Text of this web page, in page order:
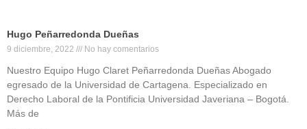
Hugo Peñarredonda Dueñas
9 diciembre, 2022 No hay comentarios
Nuestro Equipo Hugo Claret Peñarredonda Dueñas Abogado
egresado de la Universidad de Cartagena. Especializado en
Derecho Laboral de la Pontificia Universidad Javeriana – Bogotá.
Más de